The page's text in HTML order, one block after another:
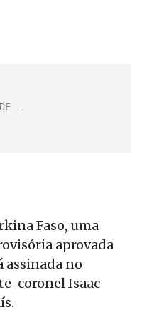
Faso, uma
aprovada
assinada no
coronel Isaac